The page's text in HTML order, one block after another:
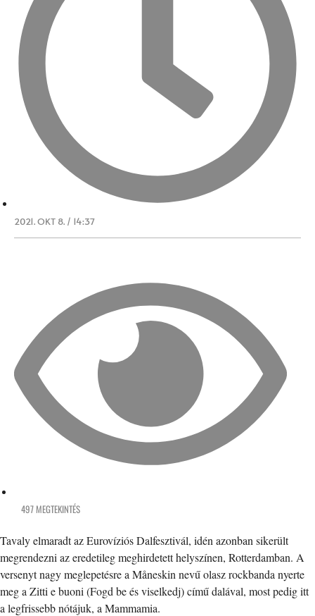
2021. OKT 8. / 14:37
497 MEGTEKINTÉS
Tavaly elmaradt az Eurovíziós Dalfesztivál, idén azonban sikerült
megrendezni az eredetileg meghirdetett helyszínen, Rotterdamban. A
versenyt nagy meglepetésre a Måneskin nevű olasz rockbanda nyerte
meg a Zitti e buoni (Fogd be és viselkedj) című dalával, most pedig itt
a legfrissebb nótájuk, a Mammamia.